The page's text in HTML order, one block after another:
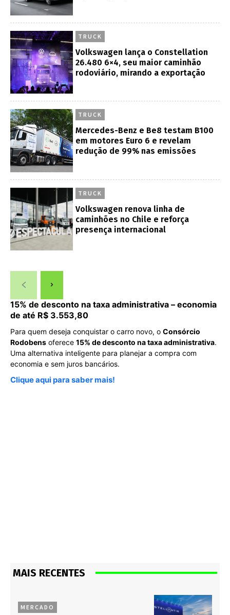
TRUCK
Volkswagen lança o Constellation
26.480 6×4, seu maior caminhão
rodoviário, mirando a exportação
TRUCK
Mercedes-Benz e Be8 testam B100
em motores Euro 6 e revelam
redução de 99% nas emissões
TRUCK
Volkswagen renova linha de
caminhões no Chile e reforça
presença internacional
15% de desconto na taxa administrativa – economia
de até R$ 3.553,80
Para quem deseja conquistar o carro novo, o Consórcio
Rodobens oferece 15% de desconto na taxa administrativa.
Uma alternativa inteligente para planejar a compra com
economia e sem juros bancários.
Clique aqui para saber mais!
MAIS RECENTES
MERCADO